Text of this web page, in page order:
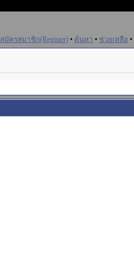
สมัครสมาชิก(Register) • ค้นหา • ช่วยเหลือ •